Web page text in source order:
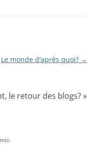
Le monde d'après quoi? →
le retour des blogs?»